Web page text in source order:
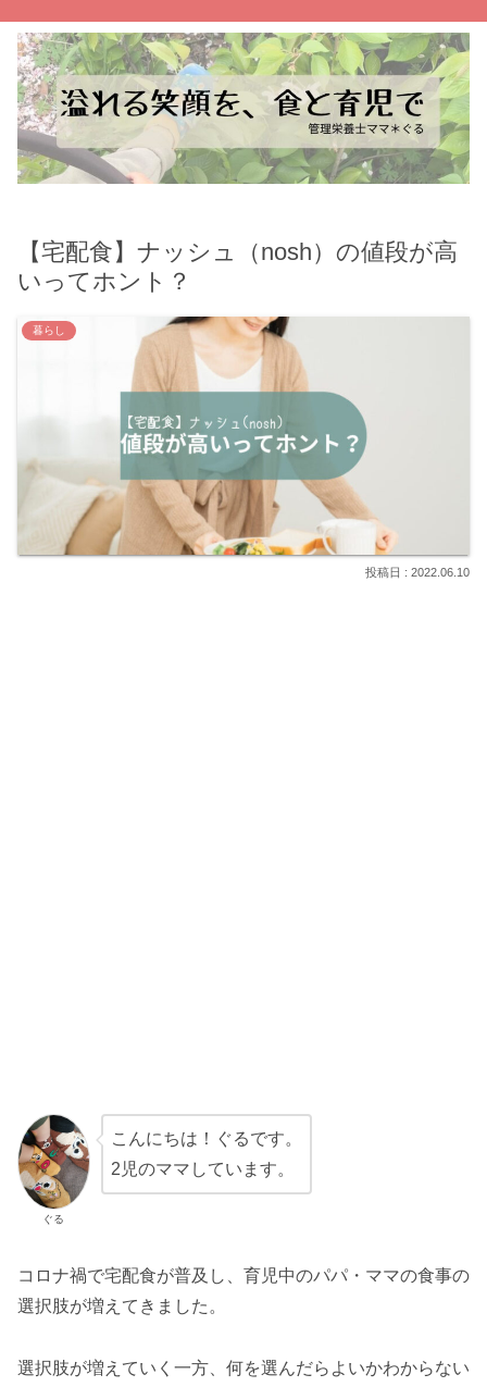
【宅配食】ナッシュ（nosh）の値段が高
いってホント？
暮らし
2022.06.10
ぐる
こんにちは！ぐるです。
2児のママしています。
コロナ禍で宅配食が普及し、育児中のパパ・ママの食事の
選択肢が増えてきました。
選択肢が増えていく一方、何を選んだらよいかわからない